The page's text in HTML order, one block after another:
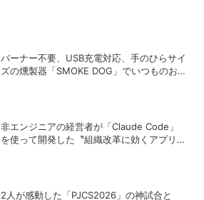
バーナー不要、USB充電対応、手のひらサイ
ズの燻製器「SMOKE DOG」でいつものお
非エンジニアの経営者が「Claude Code」
を使って開発した〝組織改革に効くアプリ〟
2人が感動した「PJCS2026」の神試合と